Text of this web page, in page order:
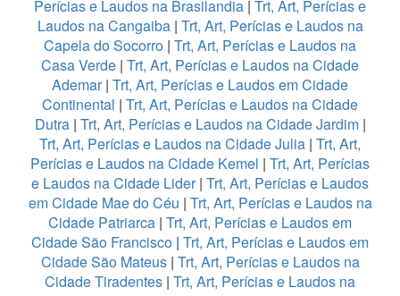
Perícias e Laudos na Brasilandia | Trt, Art, Perícias e
Laudos na Cangaiba| Trt, Art, Perícias e Laudos na
Capela do Socorro | Trt, Art, Perícias e Laudos na
Casa Verde | Trt, Art, Perícias e Laudos na Cidade
Ademar| Trt, Art, Perícias e Laudos em Cidade
Continental | Trt, Art, Perícias e Laudos na Cidade
Dutra | Trt, Art, Perícias e Laudos na Cidade Jardim|
Trt, Art, Perícias e Laudos na Cidade Julia | Trt, Art,
Perícias e Laudos na Cidade Kemel | Trt, Art, Perícias
e Laudos na Cidade Lider| Trt, Art, Perícias e Laudos
em Cidade Mae do Céu | Trt, Art, Perícias e Laudos na
Cidade Patriarca | Trt, Art, Perícias e Laudos em
Cidade São Francisco | Trt, Art, Perícias e Laudos em
Cidade São Mateus| Trt, Art, Perícias e Laudos na
Cidade Tiradentes | Trt, Art, Perícias e Laudos na